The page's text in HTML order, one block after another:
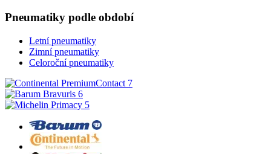
Pneumatiky podle období
Letní pneumatiky
Zimní pneumatiky
Celoroční pneumatiky